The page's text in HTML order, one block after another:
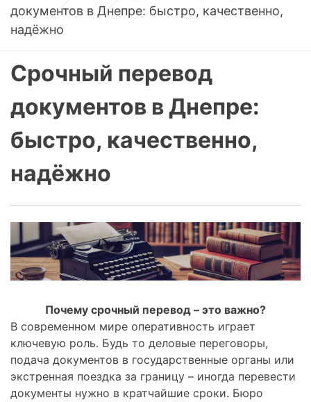
документов в Днепре: быстро, качественно,
надёжно
Срочный перевод
документов в Днепре:
быстро, качественно,
надёжно
Почему срочный перевод – это важно?
В современном мире оперативность играет
ключевую роль. Будь то деловые переговоры,
подача документов в государственные органы или
экстренная поездка за границу – иногда перевести
документы нужно в кратчайшие сроки. Бюро